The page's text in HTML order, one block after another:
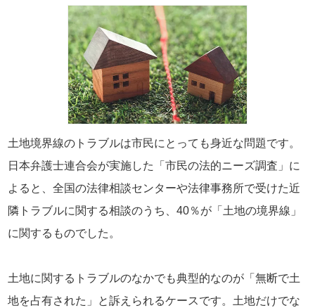
土地境界線のトラブルは市民にとっても身近な問題です。
日本弁護士連合会が実施した「市民の法的ニーズ調査」に
よると、全国の法律相談センターや法律事務所で受けた近
隣トラブルに関する相談のうち、40％が「土地の境界線」
に関するものでした。
土地に関するトラブルのなかでも典型的なのが「無断で土
地を占有された」と訴えられるケースです。土地だけでな